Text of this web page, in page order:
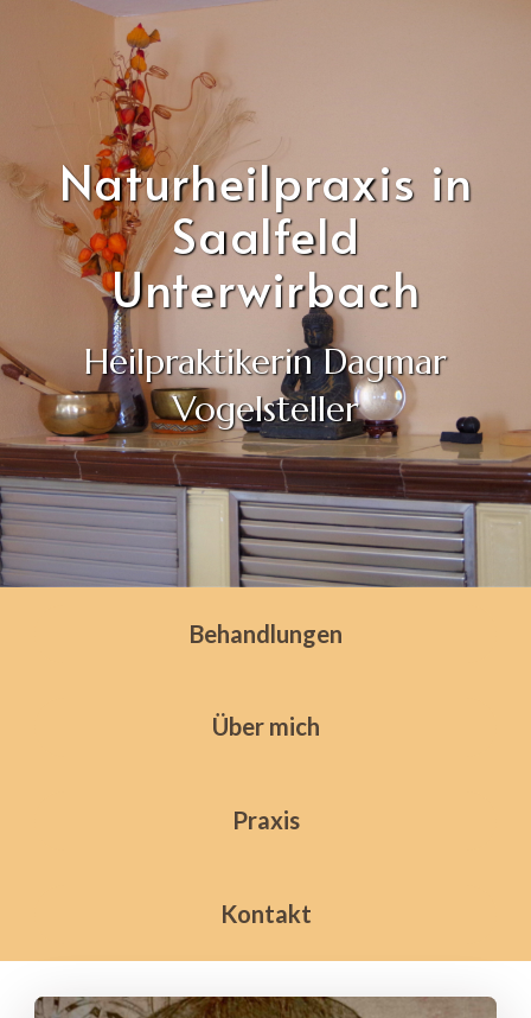
Naturheilpraxis in
Saalfeld
Unterwirbach
Heilpraktikerin Dagmar
Vogelsteller
Behandlungen
Über mich
Praxis
Kontakt